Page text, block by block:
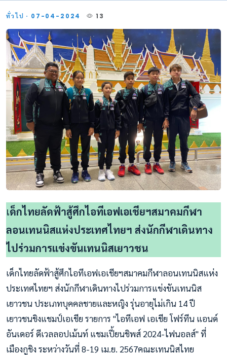
ทั่วไป · 07-04-2024 13
เด็กไทยลัดฟ้าสู้ศึกไอทีเอฟเอเชียฯสมาคมกีฬา
ลอนเทนนิสแห่งประเทศไทยฯ ส่งนักกีฬาเดินทาง
ไปร่วมการแข่งขันเทนนิสเยาวชน
เด็กไทยลัดฟ้าสู้ศึกไอทีเอฟเอเชียฯสมาคมกีฬาลอนเทนนิสแห่ง
ประเทศไทยฯ ส่งนักกีฬาเดินทางไปร่วมการแข่งขันเทนนิส
เยาวชน ประเภทบุคคลชายและหญิง รุ่นอายุไม่เกิน 14 ปี
เยาวชนชิงแชมป์เอเชีย รายการ "ไอทีเอฟ เอเชีย โฟร์ทีน แอนด์
อันเดอร์ ดีเวลลอปเม้นท์ แชมเปี้ยนชิพส์ 2024-ไฟนอลส์" ที่
เมืองกูชิง ระหว่างวันที่ 8-19 เม.ย. 2567คณะเทนนิสไทย